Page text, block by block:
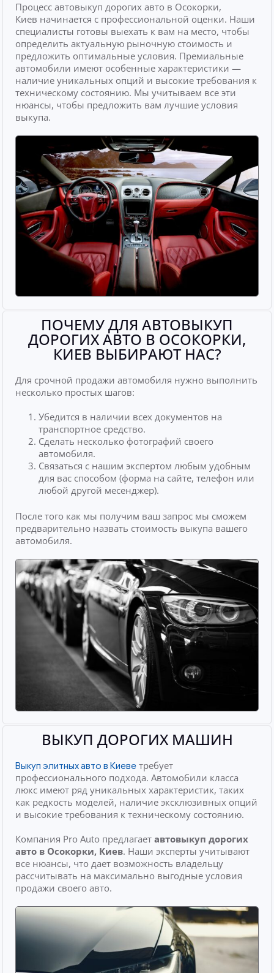
Процесс автовыкуп дорогих авто в Осокорки,
Киев начинается с профессиональной оценки. Наши
специалисты готовы выехать к вам на место, чтобы
определить актуальную рыночную стоимость и
предложить оптимальные условия. Премиальные
автомобили имеют особенные характеристики —
наличие уникальных опций и высокие требования к
техническому состоянию. Мы учитываем все эти
нюансы, чтобы предложить вам лучшие условия
выкупа.
ПОЧЕМУ ДЛЯ АВТОВЫКУП
ДОРОГИХ АВТО В ОСОКОРКИ,
КИЕВ ВЫБИРАЮТ НАС?
Для срочной продажи автомобиля нужно выполнить
несколько простых шагов:
Убедится в наличии всех документов на
транспортное средство.
Сделать несколько фотографий своего
автомобиля.
Связаться с нашим экспертом любым удобным
для вас способом (форма на сайте, телефон или
любой другой месенджер).
После того как мы получим ваш запрос мы сможем
предварительно назвать стоимость выкупа вашего
автомобиля.
ВЫКУП ДОРОГИХ МАШИН
Выкуп элитных авто в Киеве требует
профессионального подхода. Автомобили класса
люкс имеют ряд уникальных характеристик, таких
как редкость моделей, наличие эксклюзивных опций
и высокие требования к техническому состоянию.
Компания Pro Auto предлагаетавтовыкуп дорогих
авто в Осокорки, Киев. Наши эксперты учитывают
все нюансы, что дает возможность владельцу
рассчитывать на максимально выгодные условия
продажи своего авто.